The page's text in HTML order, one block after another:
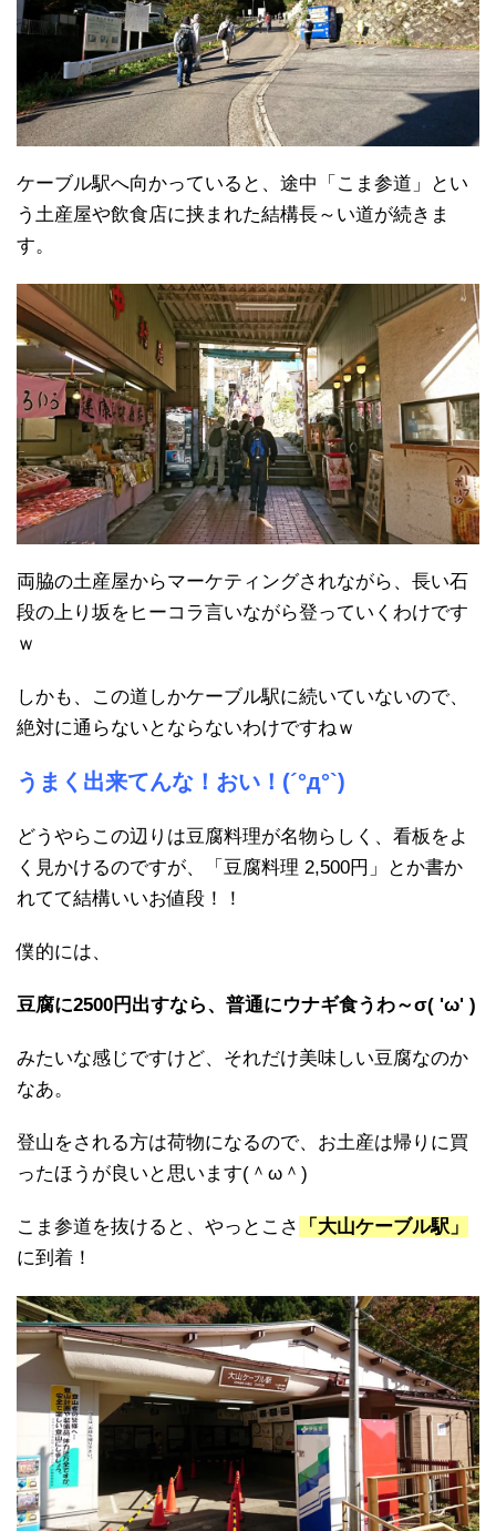
ケーブル駅へ向かっていると、途中「こま参道」とい
う土産屋や飲食店に挟まれた結構長～い道が続きま
す。
両脇の土産屋からマーケティングされながら、長い石
段の上り坂をヒーコラ言いながら登っていくわけです
ｗ
しかも、この道しかケーブル駅に続いていないので、
絶対に通らないとならないわけですねｗ
うまく出来てんな！おい！(´°д°`)
どうやらこの辺りは豆腐料理が名物らしく、看板をよ
く見かけるのですが、「豆腐料理 2,500円」とか書か
れてて結構いいお値段！！
僕的には、
豆腐に2500円出すなら、普通にウナギ食うわ～σ( 'ω' )
みたいな感じですけど、それだけ美味しい豆腐なのか
なあ。
登山をされる方は荷物になるので、お土産は帰りに買
ったほうが良いと思います(＾ω＾)
こま参道を抜けると、やっとこさ
「大山ケーブル駅」
に到着！